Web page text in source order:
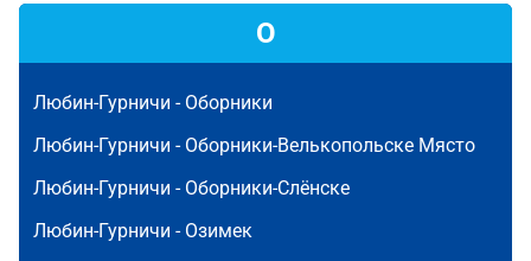
О
Любин-Гурничи - Оборники
Любин-Гурничи - Оборники-Велькопольске Място
Любин-Гурничи - Оборники-Слёнске
Любин-Гурничи - Озимек